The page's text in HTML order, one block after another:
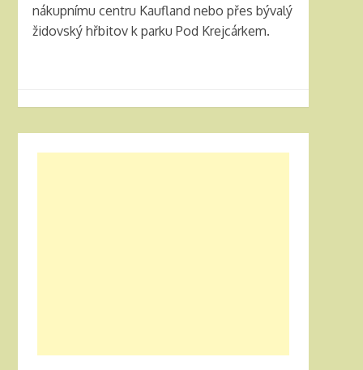
nákupnímu centru Kaufland nebo přes bývalý
židovský hřbitov k parku Pod Krejcárkem.